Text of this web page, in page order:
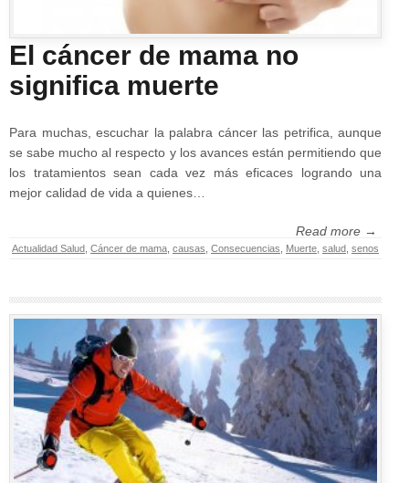
El cáncer de mama no
significa muerte
Para muchas, escuchar la palabra cáncer las petrifica, aunque
se sabe mucho al respecto y los avances están permitiendo que
los tratamientos sean cada vez más eficaces logrando una
mejor calidad de vida a quienes…
Read more →
Actualidad Salud Cáncer de mama causas Consecuencias Muerte salud senos